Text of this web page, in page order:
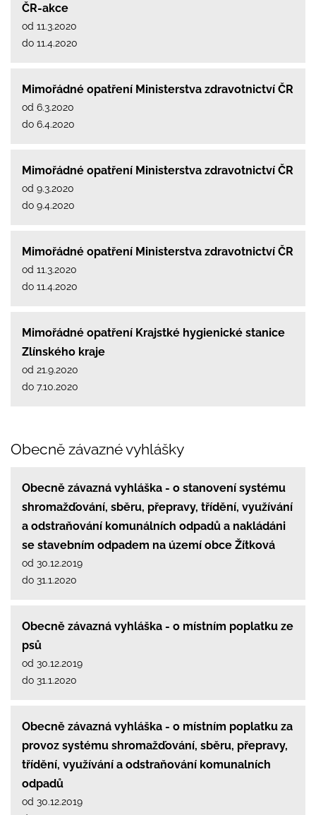
ČR-akce
od 11.3.2020
do 11.4.2020
Mimořádné opatření Ministerstva zdravotnictví ČR
od 6.3.2020
do 6.4.2020
Mimořádné opatření Ministerstva zdravotnictví ČR
od 9.3.2020
do 9.4.2020
Mimořádné opatření Ministerstva zdravotnictví ČR
od 11.3.2020
do 11.4.2020
Mimořádné opatření Krajstké hygienické stanice
Zlínského kraje
od 21.9.2020
do 7.10.2020
Obecně závazné vyhlášky
Obecně závazná vyhláška - o stanovení systému
shromažďování, sběru, přepravy, třídění, využívání
a odstraňování komunálních odpadů a nakládáni
se stavebním odpadem na území obce Žítková
od 30.12.2019
do 31.1.2020
Obecně závazná vyhláška - o místním poplatku ze
psů
od 30.12.2019
do 31.1.2020
Obecně závazná vyhláška - o místním poplatku za
provoz systému shromažďování, sběru, přepravy,
třídění, využívání a odstraňování komunalních
odpadů
od 30.12.2019